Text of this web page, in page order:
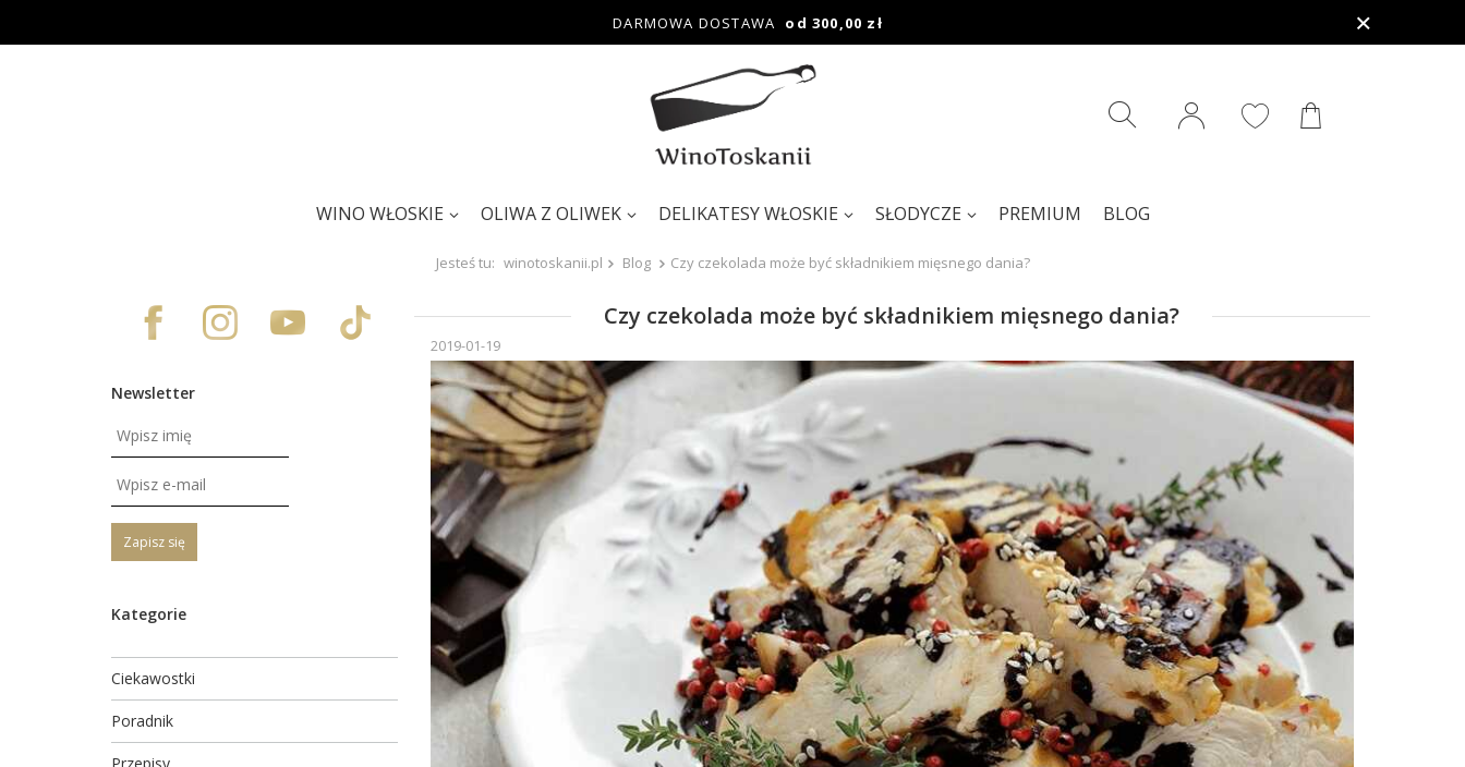
DARMOWA DOSTAWA od 300,00 zł
WINO WŁOSKIE OLIWA Z OLIWEK DELIKATESY WŁOSKIE SŁODYCZE PREMIUM BLOG
Jesteś tu: winotoskanii.pl Blog Czy czekolada może być składnikiem mięsnego dania?
Newsletter
Zapisz się
Kategorie
Ciekawostki
Poradnik
Czy czekolada może być składnikiem mięsnego dania?
2019-01-19